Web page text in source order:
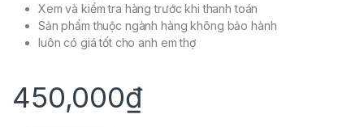
Xem và kiểm tra hàng trước khi thanh toán
Sản phẩm thuộc ngành hàng không bảo hành
luôn có giá tốt cho anh em thợ
450,000₫